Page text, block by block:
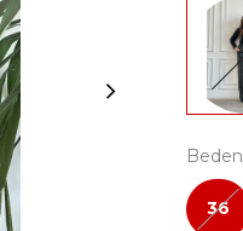
Beden
36